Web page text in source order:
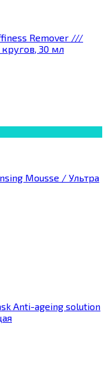
Remover ///
30 мл
Mousse / Ультра
Anti-ageing solution